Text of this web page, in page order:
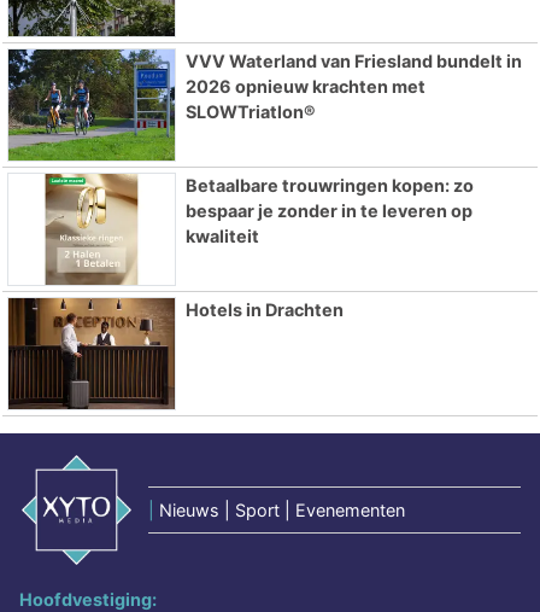
VVV Waterland van Friesland bundelt in
2026 opnieuw krachten met
SLOWTriatlon®
Betaalbare trouwringen kopen: zo
bespaar je zonder in te leveren op
kwaliteit
Hotels in Drachten
Nieuws | Sport | Evenementen
Hoofdvestiging: